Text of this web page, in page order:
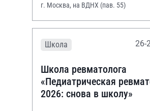
г. Москва, на ВДНХ (пав. 55)
Школа 26-
Школа ревматолога
«Педиатрическая
2026: снова в школу»